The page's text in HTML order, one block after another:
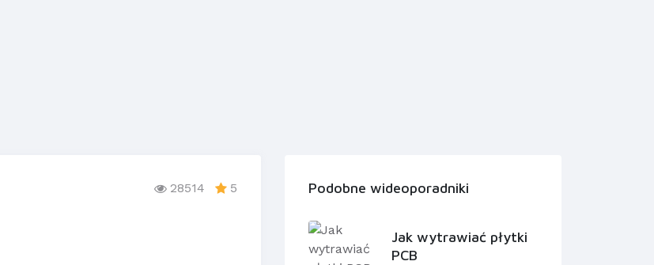
28514 5 Podobne wideoporadniki
Jak wytrawiać płytki
PCB